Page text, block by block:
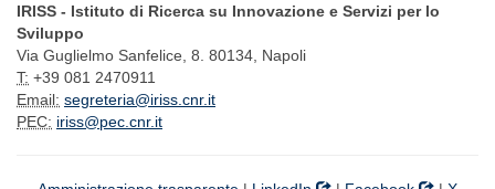
IRISS - Istituto di Ricerca su Innovazione e Servizi per lo
Sviluppo
Via Guglielmo Sanfelice, 8. 80134, Napoli
T: +39 081 2470911
Email: segreteria@iriss.cnr.it
PEC: iriss@pec.cnr.it